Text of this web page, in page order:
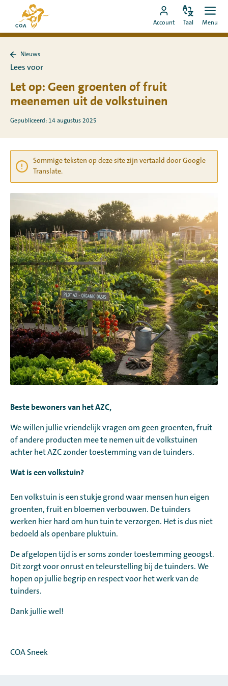
naar
content
Naar
de
startpagina
MyCOA
Ga
naar
Account
Pas
taal
Taal Menu
naar
Nieuws
Lees voor
Let op: Geen groenten of fruit
meenemen uit de volkstuinen
Gepubliceerd: 14 augustus 2025
Sommige teksten op deze site zijn vertaald door Google
Translate.
Beste bewoners van het AZC,
We willen jullie vriendelijk vragen om geen groenten, fruit
of andere producten mee te nemen uit de volkstuinen
achter het AZC zonder toestemming van de tuinders.
Wat is een volkstuin?
Een volkstuin is een stukje grond waar mensen hun eigen
groenten, fruit en bloemen verbouwen. De tuinders
werken hier hard om hun tuin te verzorgen. Het is dus niet
bedoeld als openbare pluktuin.
De afgelopen tijd is er soms zonder toestemming geoogst.
Dit zorgt voor onrust en teleurstelling bij de tuinders. We
hopen op jullie begrip en respect voor het werk van de
tuinders.
Dank jullie wel!
COA Sneek